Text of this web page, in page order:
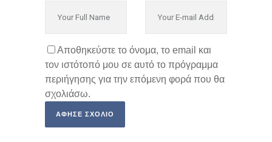
Αποθηκεύστε το όνομα, το email και
τον ιστότοπό μου σε αυτό το πρόγραμμα
περιήγησης για την επόμενη φορά που θα
σχολιάσω.